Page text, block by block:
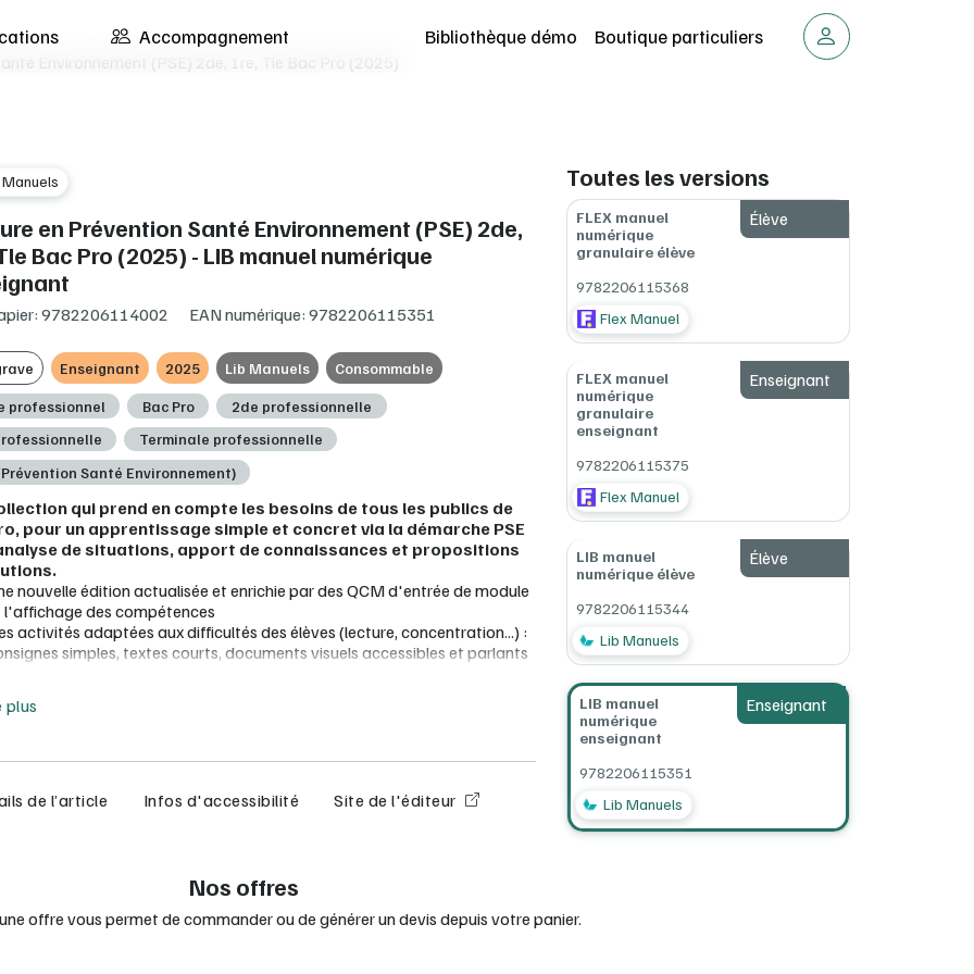
Accompagnement Bibliothèque démo Boutique particuliers
Environnement (PSE) 2de, 1re, Tle Bac Pro (2025)
en Prévention Santé Environnement (PSE) 2de,
Bac Pro (2025) - LIB manuel numérique
9782206114002 EAN numérique: 9782206115351
Enseignant 2025 Lib Manuels Consommable
professionnel Bac Pro
2de professionnelle
Terminale professionnelle
Santé Environnement)
qui prend en compte les besoins de tous les publics de
pour un apprentissage simple et concret via la démarche PSE
de situations, apport de connaissances et propositions
nouvelle édition actualisée et enrichie par des QCM d'entrée de module
l'affichage des compétences
activités adaptées aux difficultés des élèves (lecture, concentration...) :
simples, textes courts, documents visuels accessibles et parlants
coups de pouce pour faciliter la compréhension des notions difficiles
élèves dès la classe de 2de
prescripteur numérique : Offert !
d’une commande de licences élèves).
le manuel numérique idéal pour la vidéoprojection
plus
de l’article Infos d'accessibilité Site de l'éditeur
Toutes les versions
Élève
FLEX manuel
numérique
granulaire élève
9782206115368
Flex Manuel
Enseignant
FLEX manuel
numérique
granulaire
enseignant
9782206115375
Flex Manuel
Élève
LIB manuel
numérique élève
9782206115344
Lib Manuels
Enseignant
LIB manuel
numérique
enseignant
9782206115351
Lib Manuels
Nos offres
offre vous permet de commander ou de générer un devis depuis votre panier.